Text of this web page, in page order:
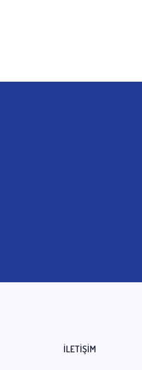
İLETİŞİM